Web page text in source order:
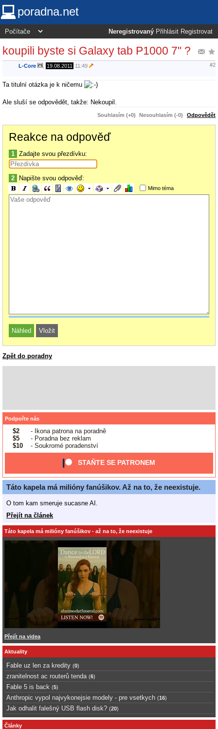
poradna.net
Neregistrovaný Přihlásit Registrovat
koupili byste si Galaxy tab P1000 7" ?
L-Core 19.08.2011 11:49 #2
Ta titulní otázka je k ničemu
Ale sluší se odpovědět, takže: Nekoupil.
Souhlasím (+0) Nesouhlasím (-0) Odpovědět
Reakce na odpověď
1 Zadajte svou přezdívku:
2 Napište svou odpověď:
Mimo téma
Zpět do poradny
Podpořte nás
$2
- Ikona patrona na poradně
$5
- Poradna bez reklam
$10
- Soukromé poradenství
STAŇTE SE PATRONEM
Táto kapela má milióny fanúšikov. Až na to, že neexistuje.
O tom kam smeruje sucasne AI.
Přejít na článek
Táto kapela má milióny fanúšikov - až na to, že neexistuje
Přejít na videa
Aktuality
Fable uz len za kredity (0)
zranitelnost ac routerů tenda (6)
Fable 5 is back (5)
Anthropic vypol najvykonejsie modely - pre vsetkych (16)
Jak odhalit falešný USB flash disk? (20)
Články